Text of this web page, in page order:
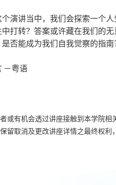
个演讲当中，我们会探索一个
中打转？答案或许藏在我们的
是否能成为我们自我觉察的指南
－粤语
或有机会透过讲座接触到本学院相
留取消及更改讲座详情之最终权利